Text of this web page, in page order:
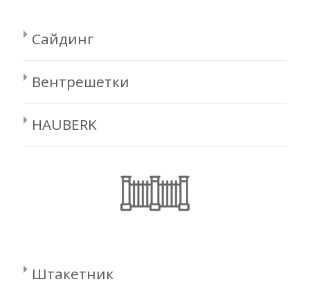
Сайдинг
Вентрешетки
HAUBERK
Штакетник